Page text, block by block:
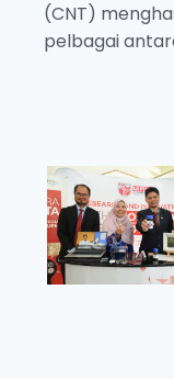
(CNT)
pelbagai